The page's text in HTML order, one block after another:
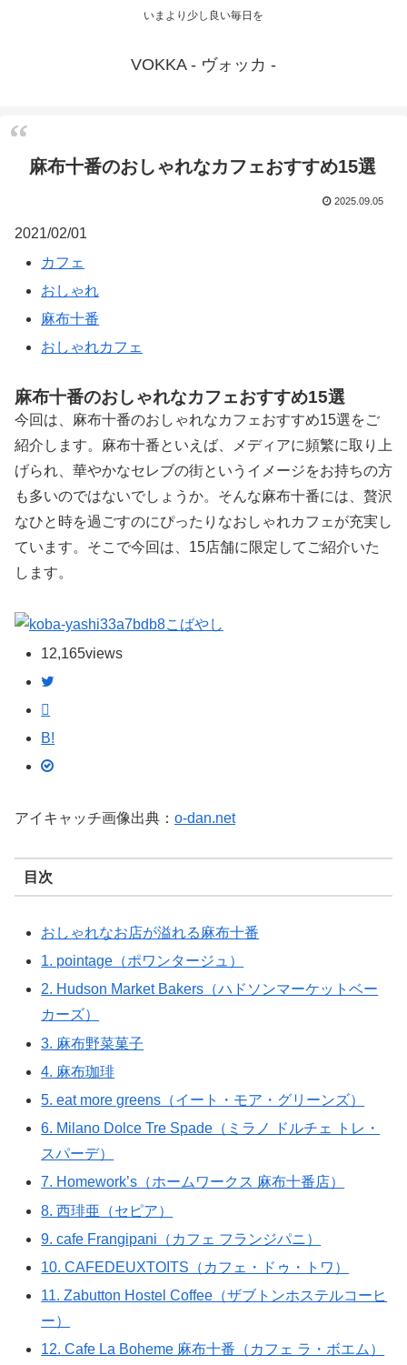
いまより少し良い毎日を
VOKKA - ヴォッカ -
麻布十番のおしゃれなカフェおすすめ15選
2025.09.05
2021/02/01
カフェ
おしゃれ
麻布十番
おしゃれカフェ
麻布十番のおしゃれなカフェおすすめ15選
今回は、麻布十番のおしゃれなカフェおすすめ15選をご
紹介します。麻布十番といえば、メディアに頻繁に取り上
げられ、華やかなセレブの街というイメージをお持ちの方
も多いのではないでしょうか。そんな麻布十番には、贅沢
なひと時を過ごすのにぴったりなおしゃれカフェが充実し
ています。そこで今回は、15店舗に限定してご紹介いた
します。
こばやし
12,165views
B!
アイキャッチ画像出典： o-dan.net
目次
おしゃれなお店が溢れる麻布十番
1. pointage（ポワンタージュ）
2. Hudson Market Bakers（ハドソンマーケットベー
カーズ）
3. 麻布野菜菓子
4. 麻布珈琲
5. eat more greens（イート・モア・グリーンズ）
6. Milano Dolce Tre Spade（ミラノ ドルチェ トレ・
スパーデ）
7. Homework’s（ホームワークス 麻布十番店）
8. 西琲亜（セピア）
9. cafe Frangipani（カフェ フランジパニ）
10. CAFEDEUXTOITS（カフェ・ドゥ・トワ）
11. Zabutton Hostel Coffee（ザブトンホステルコーヒ
ー）
12. Cafe La Boheme 麻布十番（カフェ ラ・ボエム）